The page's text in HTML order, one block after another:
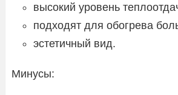
высокий уровень
подходят для обогрева
эстетичный вид.
Минусы: